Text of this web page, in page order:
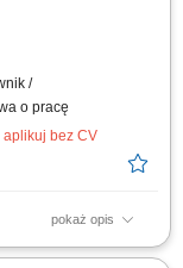
/
o pracę
aplikuj bez CV
pokaż opis
Kierowanie